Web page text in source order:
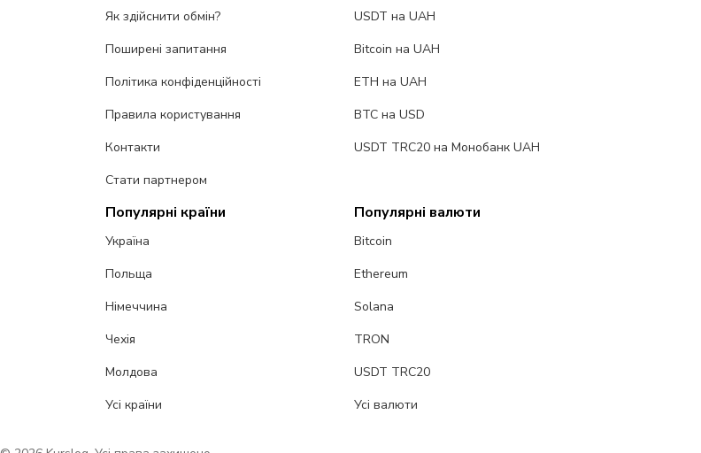
Як здійснити обмін?
Поширені запитання
Політика конфіденційності
Правила користування
Контакти
Стати партнером
USDT на UAH
Bitcoin на UAH
ETH на UAH
BTC на USD
USDT TRC20 на Монобанк UAH
Популярні країни
Україна
Польща
Німеччина
Чехія
Молдова
Усі країни
Популярні валюти
Bitcoin
Ethereum
Solana
TRON
USDT TRC20
Усі валюти